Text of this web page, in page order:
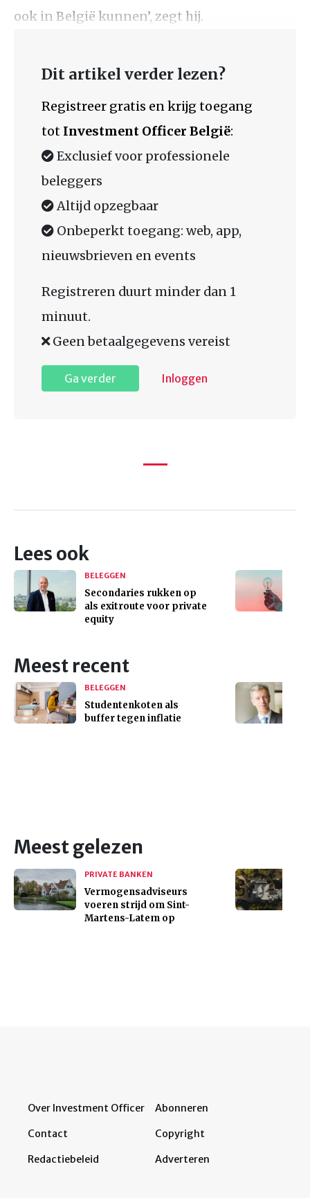
ook in België kunnen’, zegt hij.
Dit artikel verder lezen?
Registreer gratis en krijg toegang
tot Investment Officer België:
Exclusief voor professionele
beleggers
Altijd opzegbaar
Onbeperkt toegang: web, app,
nieuwsbrieven en events
Registreren duurt minder dan 1
minuut.
Geen betaalgegevens vereist
Ga verder Inloggen
Lees ook
BELEGGEN
Secondaries rukken op
als exitroute voor private
equity
Meest recent
BELEGGEN
Studentenkoten als
buffer tegen inflatie
Meest gelezen
PRIVATE BANKEN
Vermogensadviseurs
voeren strijd om Sint-
Martens-Latem op
Over Investment Officer
Contact
Redactiebeleid
Abonneren
Copyright
Adverteren